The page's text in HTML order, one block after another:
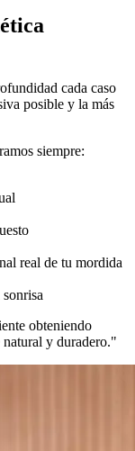
cada caso
posible y la más
siempre:
real de tu mordida
obteniendo
natural y duradero."